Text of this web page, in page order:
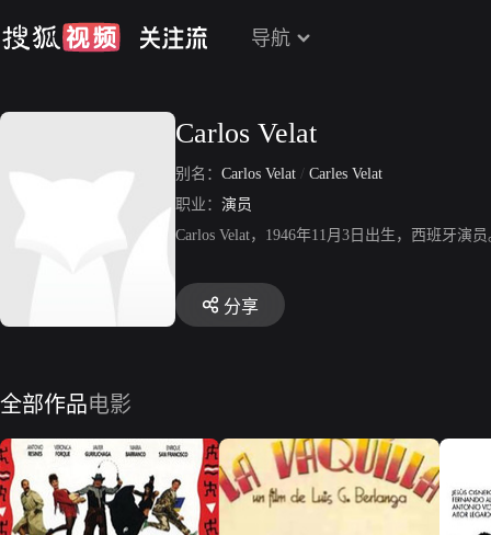
导航
Carlos Velat
别名： Carlos Velat / Carles Velat
职业： 演员
Carlos Velat，1946年11月3日出生，西班牙
分享
全部作品电影